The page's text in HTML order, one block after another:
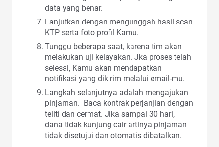
data yang benar.
Lanjutkan dengan mengunggah hasil scan
KTP serta foto profil Kamu.
Tunggu beberapa saat, karena tim akan
melakukan uji kelayakan. Jka proses telah
selesai, Kamu akan mendapatkan
notifikasi yang dikirim melalui email-mu.
Langkah selanjutnya adalah mengajukan
pinjaman. Baca kontrak perjanjian dengan
teliti dan cermat. Jika sampai 30 hari,
dana tidak kunjung cair artinya pinjaman
tidak disetujui dan otomatis dibatalkan.